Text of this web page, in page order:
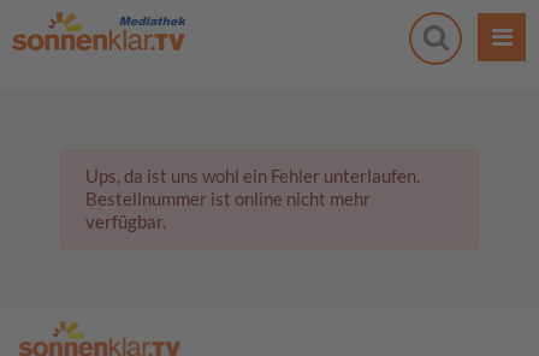
Ups, da ist uns wohl ein Fehler unterlaufen.
Bestellnummer ist online nicht mehr
verfügbar.